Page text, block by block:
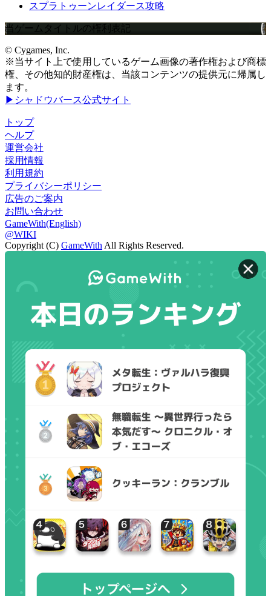
スプラトゥーンレイダース攻略
当ゲームタイトルの権利表記
© Cygames, Inc.
※当サイト上で使用しているゲーム画像の著作権および商標
権、その他知的財産権は、当該コンテンツの提供元に帰属し
ます。
▶シャドウバース公式サイト
トップ
ヘルプ
運営会社
採用情報
利用規約
プライバシーポリシー
広告のご案内
お問い合わせ
GameWith(English)
@WIKI
Copyright (C) GameWith All Rights Reserved.